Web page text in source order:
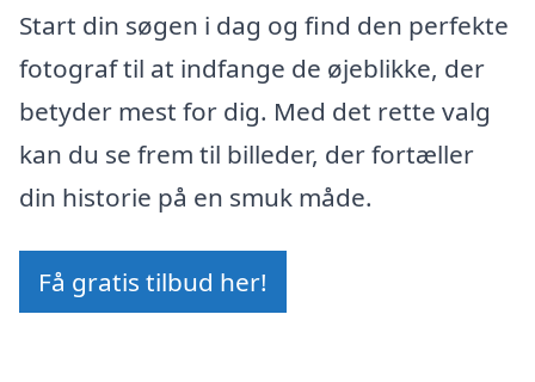
Start din søgen i dag og find den perfekte
fotograf til at indfange de øjeblikke, der
betyder mest for dig. Med det rette valg
kan du se frem til billeder, der fortæller
din historie på en smuk måde.
Få gratis tilbud her!